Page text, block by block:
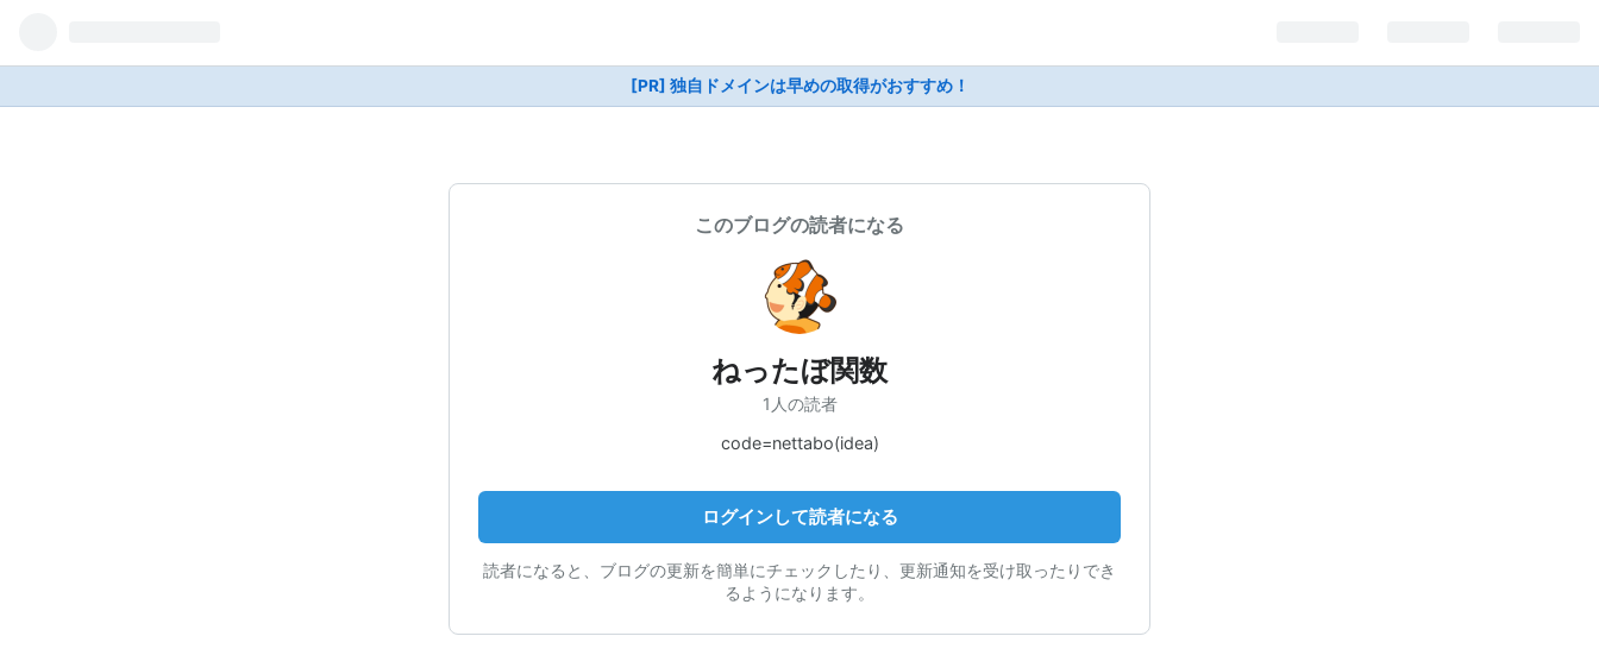
[PR] 独自ドメインは早めの取得がおすすめ！
このブログの読者になる
ねったぼ関数
1人の読者
code=nettabo(idea)
ログインして読者になる
読者になると、ブログの更新を簡単にチェックしたり、更新通知を受け取ったりでき
るようになります。